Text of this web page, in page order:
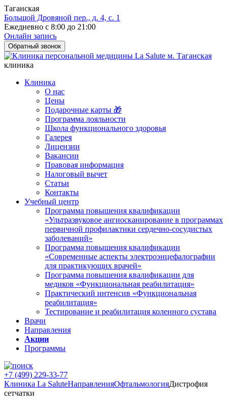
Таганская
Большой Дровяной пер., д. 4, с. 1
Ежедневно с 8:00 до 21:00
Онлайн запись
Обратный звонок
клиника
Клиника
О нас
Цены
Подарочные карты 🎁
Программа лояльности
Школа функционального здоровья
Галерея
Лицензии
Вакансии
Правовая информация
Налоговый вычет
Статьи
Контакты
Учебный центр
Программа повышения квалификации
«Ультразвуковое ангиосканирование в программах
первичной профилактики сердечно-сосудистых
заболеваний»
Программа повышения квалификации
«Современные аспекты электроэнцефалографии
для практикующих врачей»
Программа повышения квалификации для
медиков «Функциональная реабилитация»
Практический интенсив «Функциональная
реабилитация»
Тестирование и реабилитация коленного сустава
Врачи
Направления
Акции
Программы
+7 (499) 229-33-77
Клиника La SaluteНаправленияОфтальмологияДистрофия
сетчатки